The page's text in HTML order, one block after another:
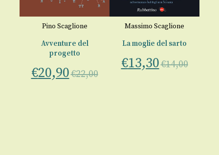
Pino Scaglione
Avventure del
progetto
€20,90€22,00
Massimo Scaglione
La moglie del sarto
€13,30€14,00